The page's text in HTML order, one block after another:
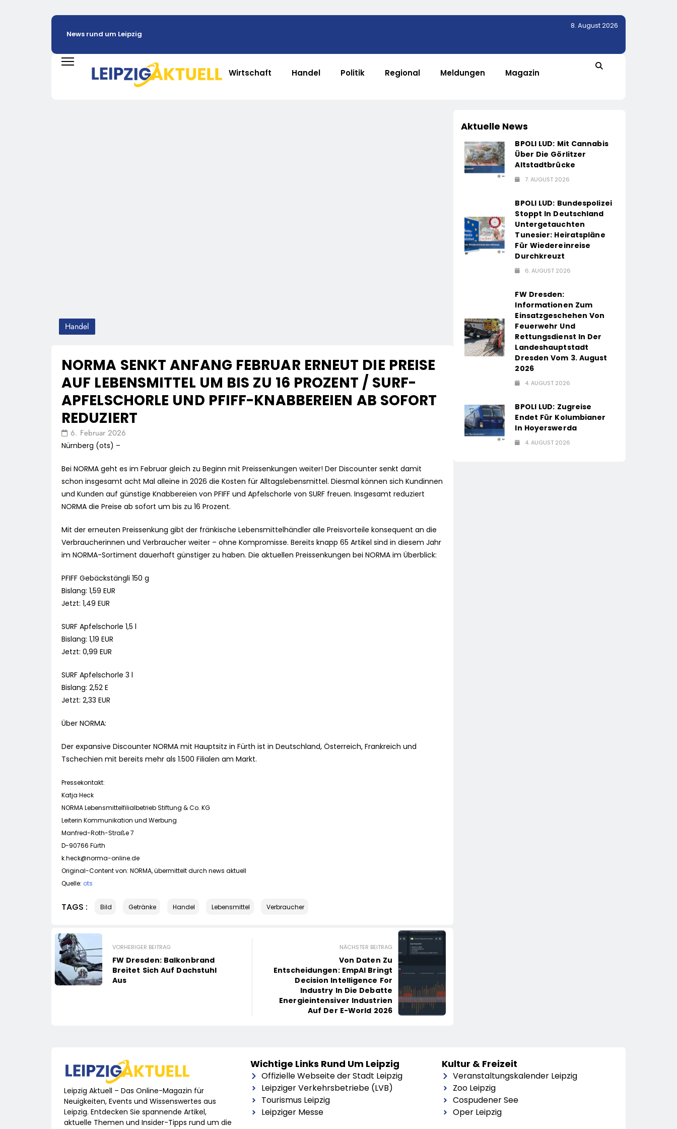
News rund um Leipzig
8. August 2026
Wirtschaft Handel Politik Regional Meldungen Magazin
Handel
NORMA SENKT ANFANG FEBRUAR ERNEUT DIE PREISE
AUF LEBENSMITTEL UM BIS ZU 16 PROZENT / SURF-
APFELSCHORLE UND PFIFF-KNABBEREIEN AB SOFORT
REDUZIERT
6. Februar 2026
Nürnberg (ots) –
Bei NORMA geht es im Februar gleich zu Beginn mit Preissenkungen weiter! Der Discounter senkt damit
schon insgesamt acht Mal alleine in 2026 die Kosten für Alltagslebensmittel. Diesmal können sich Kundinnen
und Kunden auf günstige Knabbereien von PFIFF und Apfelschorle von SURF freuen. Insgesamt reduziert
NORMA die Preise ab sofort um bis zu 16 Prozent.
Mit der erneuten Preissenkung gibt der fränkische Lebensmittelhändler alle Preisvorteile konsequent an die
Verbraucherinnen und Verbraucher weiter – ohne Kompromisse. Bereits knapp 65 Artikel sind in diesem Jahr
im NORMA-Sortiment dauerhaft günstiger zu haben. Die aktuellen Preissenkungen bei NORMA im Überblick:
PFIFF Gebäckstängli 150 g
Bislang: 1,59 EUR
Jetzt: 1,49 EUR
SURF Apfelschorle 1,5 l
Bislang: 1,19 EUR
Jetzt: 0,99 EUR
SURF Apfelschorle 3 l
Bislang: 2,52 E
Jetzt: 2,33 EUR
Über NORMA:
Der expansive Discounter NORMA mit Hauptsitz in Fürth ist in Deutschland, Österreich, Frankreich und
Tschechien mit bereits mehr als 1.500 Filialen am Markt.
Pressekontakt:
Katja Heck
NORMA Lebensmittelfilialbetrieb Stiftung & Co. KG
Leiterin Kommunikation und Werbung
Manfred-Roth-Straße 7
D-90766 Fürth
k.heck@norma-online.de
Original-Content von: NORMA, übermittelt durch news aktuell
Quelle: ots
TAGS : Bild Getränke Handel Lebensmittel Verbraucher
VORHERIGER BEITRAG
FW Dresden: Balkonbrand
Breitet Sich Auf Dachstuhl
Aus
NÄCHSTER BEITRAG
Von Daten Zu
Entscheidungen: EmpAI Bringt
Decision Intelligence For
Industry In Die Debatte
Energieintensiver Industrien
Auf Der E-World 2026
Aktuelle News
BPOLI LUD: Mit Cannabis
Über Die Görlitzer
Altstadtbrücke
7. AUGUST 2026
BPOLI LUD: Bundespolizei
Stoppt In Deutschland
Untergetauchten
Tunesier: Heiratspläne
Für Wiedereinreise
Durchkreuzt
6. AUGUST 2026
FW Dresden:
Informationen Zum
Einsatzgeschehen Von
Feuerwehr Und
Rettungsdienst In Der
Landeshauptstadt
Dresden Vom 3. August
2026
4. AUGUST 2026
BPOLI LUD: Zugreise
Endet Für Kolumbianer
In Hoyerswerda
4. AUGUST 2026
Leipzig Aktuell – Das Online-Magazin für
Neuigkeiten, Events und Wissenswertes aus
Leipzig. Entdecken Sie spannende Artikel,
aktuelle Themen und Insider-Tipps rund um die
Wichtige Links Rund Um Leipzig
Offizielle Webseite der Stadt Leipzig
Leipziger Verkehrsbetriebe (LVB)
Tourismus Leipzig
Leipziger Messe
Kultur & Freizeit
Veranstaltungskalender Leipzig
Zoo Leipzig
Cospudener See
Oper Leipzig